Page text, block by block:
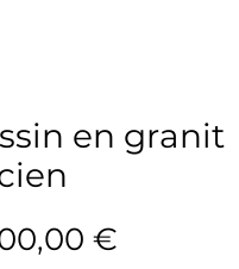
en granit
€